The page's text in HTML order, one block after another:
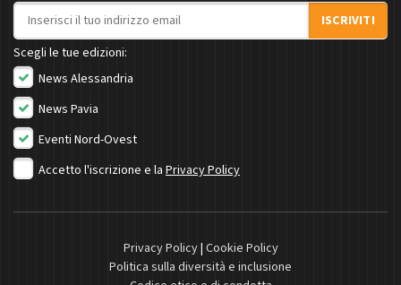
Indirizzo email
ISCRIVITI
Scegli le tue edizioni:
News Alessandria
News Pavia
Eventi Nord-Ovest
Accetto l'iscrizione e la Privacy Policy
Privacy Policy| Cookie Policy
Politica sulla diversità e inclusione